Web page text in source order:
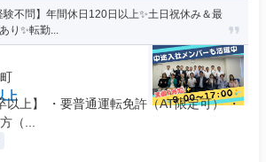
験不問】年間休日120日以上✨土日祝休み＆最
り✨転勤...
上
以上】 ・要普通運転免許（AT限定可） ・
（...